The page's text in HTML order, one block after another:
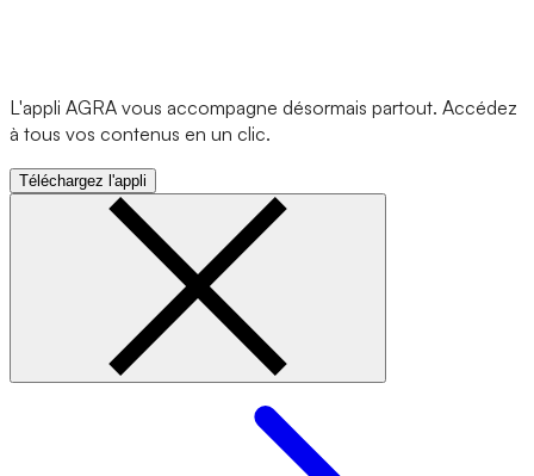
L'appli AGRA vous accompagne désormais partout. Accédez
à tous vos contenus en un clic.
Téléchargez l'appli